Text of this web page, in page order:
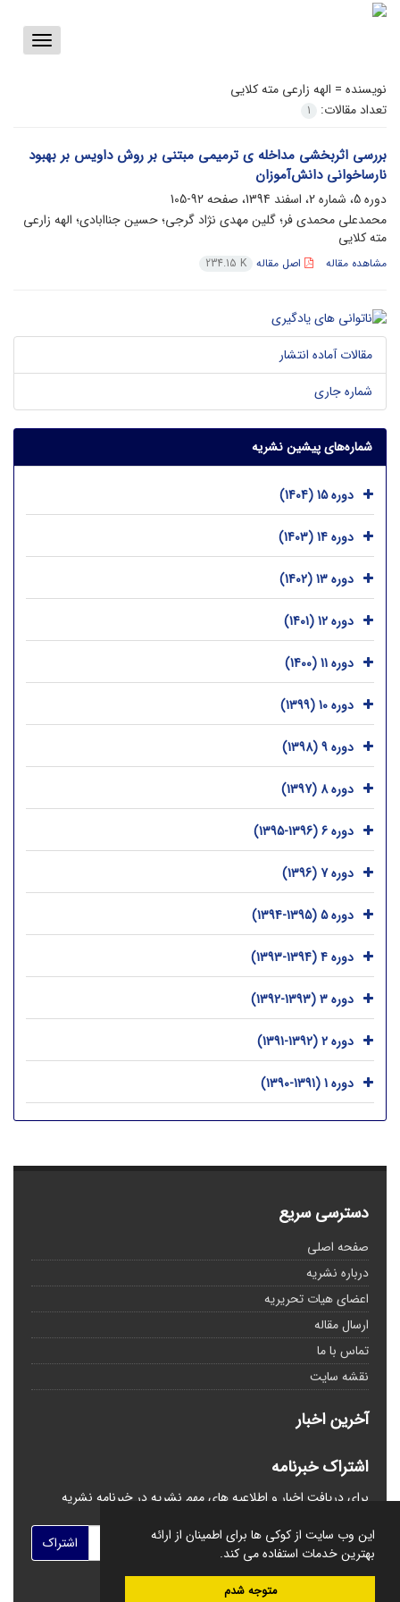
این وب سایت از کوکی ها برای اطمینان از ارائه
بهترین خدمات استفاده می کند.
متوجه شدم
Toggle
نویسنده = الهه زارعی مته کلایی
تعداد مقالات:
1
بررسی اثربخشی مداخله ی ترمیمی مبتنی بر روش داویس بر بهبود
نارساخوانی دانش‌آموزان
دوره 5، شماره 2، اسفند 1394، صفحه
92-105
محمدعلی محمدی فر؛ گلین مهدی نژاد گرجی؛ حسین جناابادی؛ الهه زارعی
مته کلایی
مشاهده مقاله اصل مقاله 234.15 K
مقالات آماده انتشار
شماره جاری
شماره‌های پیشین نشریه
دوره 15 (1404)
دوره 14 (1403)
دوره 13 (1402)
دوره 12 (1401)
دوره 11 (1400)
دوره 10 (1399)
دوره 9 (1398)
دوره 8 (1397)
دوره 6 (1396-1395)
دوره 7 (1396)
دوره 5 (1395-1394)
دوره 4 (1394-1393)
دوره 3 (1393-1392)
دوره 2 (1392-1391)
دوره 1 (1391-1390)
دسترسی سریع
صفحه اصلی
درباره نشریه
اعضای هیات تحریریه
ارسال مقاله
تماس با ما
نقشه سایت
آخرین اخبار
اشتراک خبرنامه
برای دریافت اخبار و اطلاعیه های مهم نشریه در خبرنامه نشریه
اشتراک